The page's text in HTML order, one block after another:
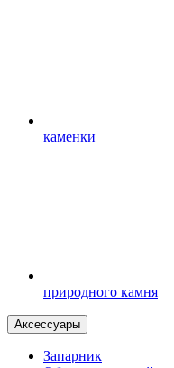
каменки
природного камня
Аксессуары
Запарник